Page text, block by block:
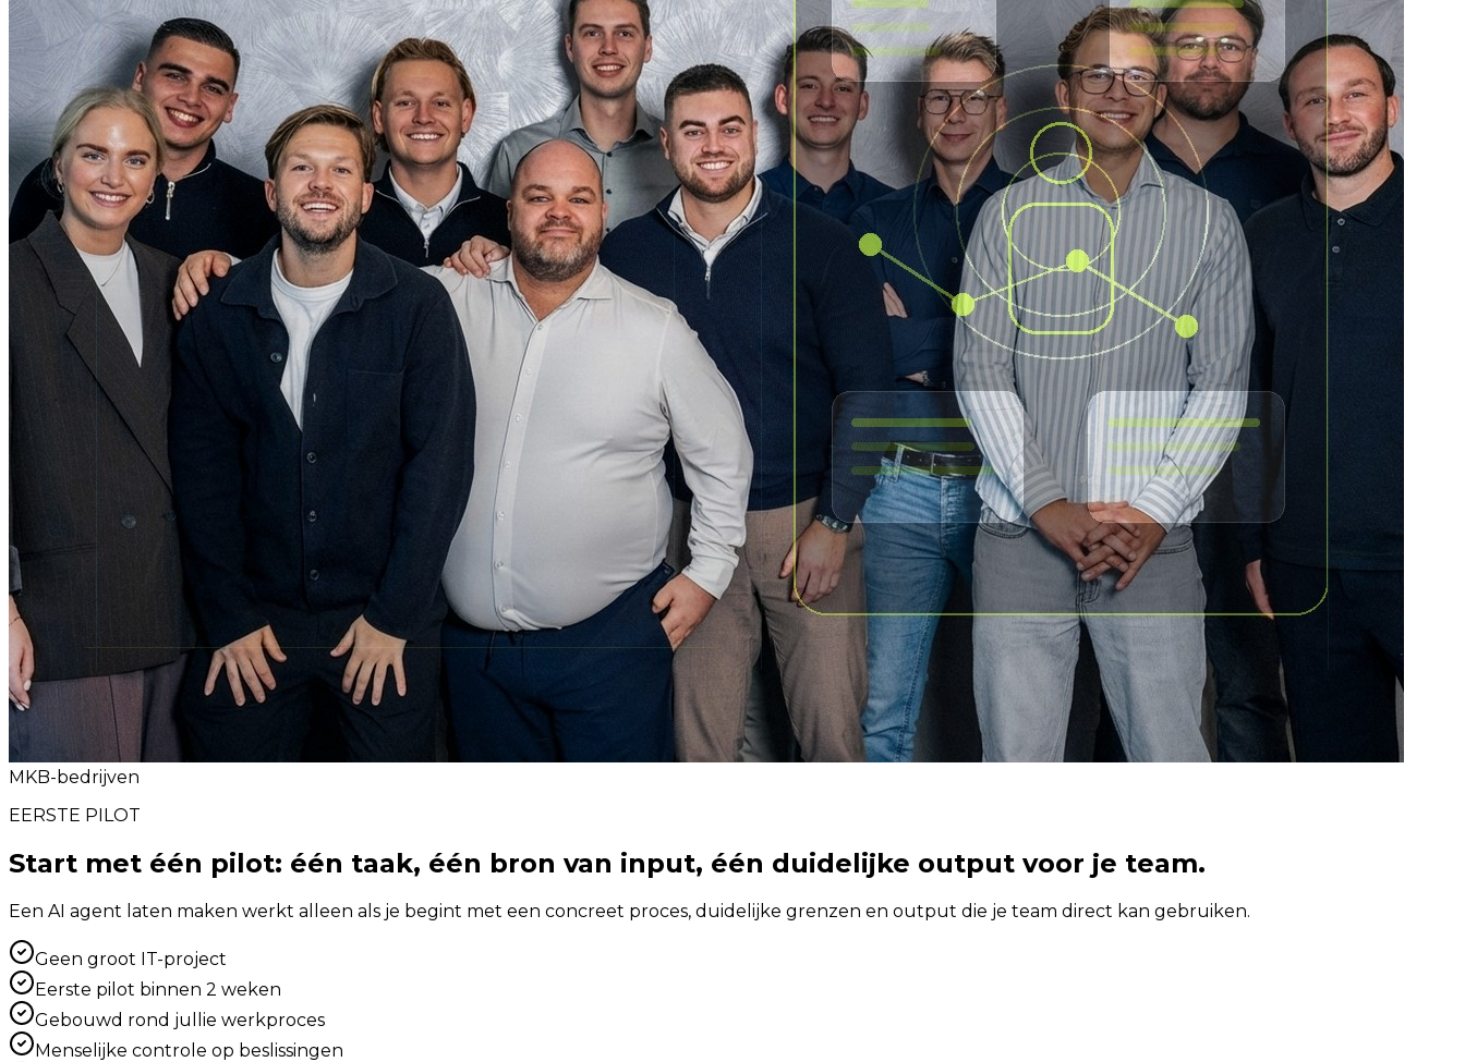
MKB-bedrijven
EERSTE PILOT
Start met één pilot: één taak, één bron van input, één duidelijke output voor je team.
Een AI agent laten maken werkt alleen als je begint met een concreet proces, duidelijke grenzen en output die je team direct kan gebruiken.
Geen groot IT-project
Eerste pilot binnen 2 weken
Gebouwd rond jullie werkproces
Menselijke controle op beslissingen